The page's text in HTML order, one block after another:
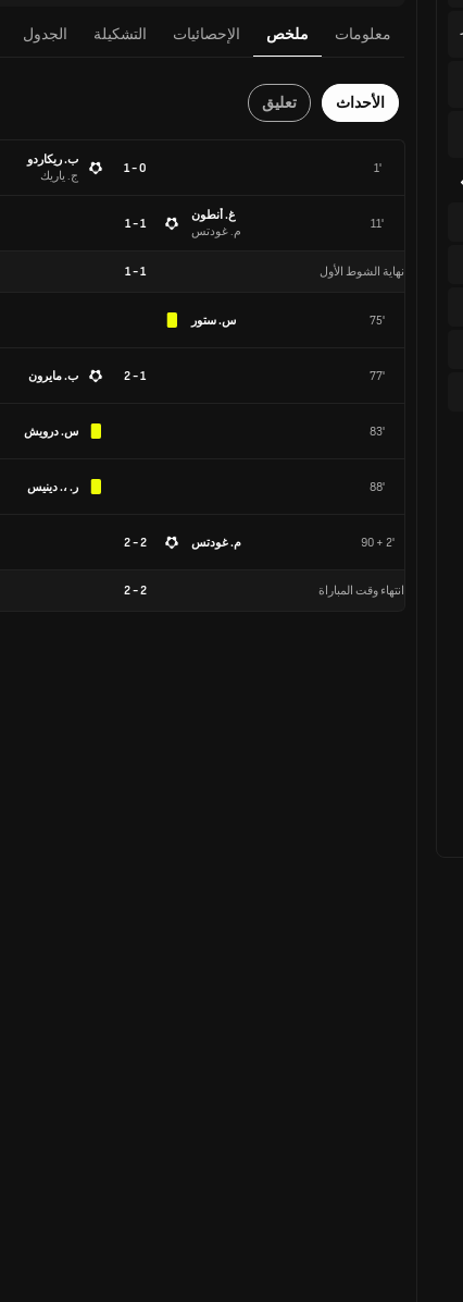
معلومات ملخص الإحصائيات التشكيلة الجدول
الأحداث تعليق
1'
0 - 1
ب. ريكاردو
ج. ياريك
11'
غ. أنطون
م. غودتس
1 - 1
نهاية الشوط الأول 1
-
1
75' س. ستور
77'
1 - 2 ب. مايرون
83' س. درويش
88' ر. ،. دينيس
90 + 2' م. غودتس 2 - 2
انتهاء وقت المباراة 2
-
2